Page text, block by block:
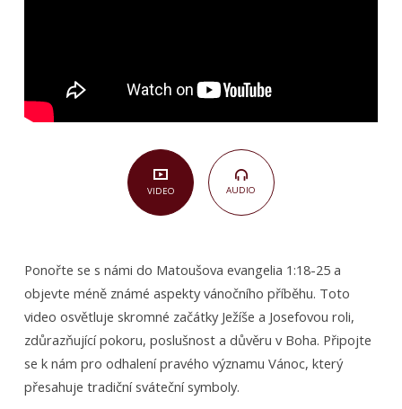
VIDEO AUDIO
Ponořte se s námi do Matoušova evangelia 1:18-25 a
objevte méně známé aspekty vánočního příběhu. Toto
video osvětluje skromné začátky Ježíše a Josefovou roli,
zdůrazňující pokoru, poslušnost a důvěru v Boha. Připojte
se k nám pro odhalení pravého významu Vánoc, který
přesahuje tradiční sváteční symboly.